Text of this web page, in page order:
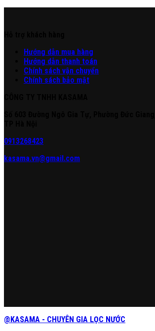
Hướng dẫn mua hàng
Hướng dẫn thanh toán
Chính sách vận chuyển
Chính sách bảo mật
0913268423
kasama.vn@gmail.com
@KASAMA - CHUYÊN GIA LỌC NƯỚC